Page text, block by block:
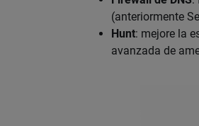
(anteriormente
Hunt: mejore la
avanzada de